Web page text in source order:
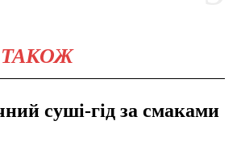
суші-гід за смаками